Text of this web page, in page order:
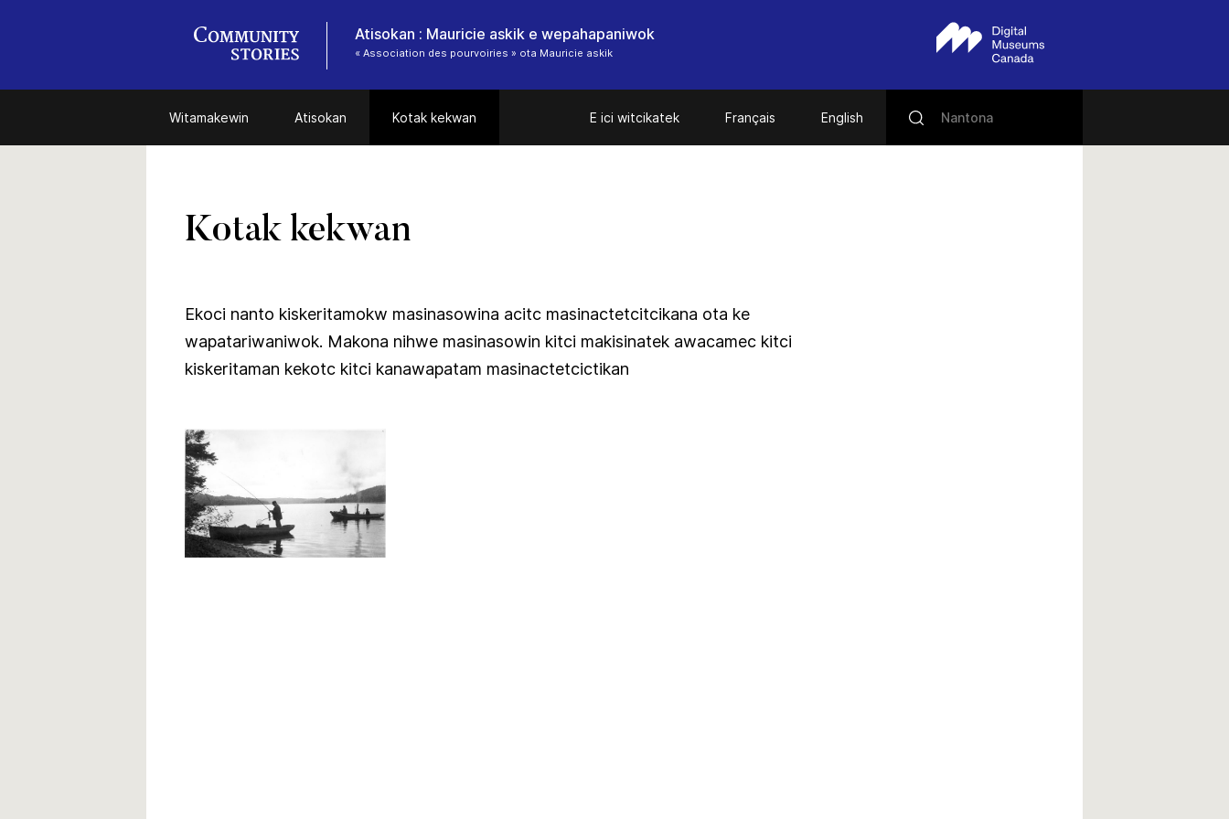
Atisokan : Mauricie askik e wepahapaniwok
« Association des pourvoiries » ota Mauricie askik
Witamakewin Atisokan Kotak kekwan E ici witcikatek Français English
Kotak kekwan
Ekoci nanto kiskeritamokw masinasowina acitc masinactetcitcikana ota ke
wapatariwaniwok. Makona nihwe masinasowin kitci makisinatek awacamec kitci
kiskeritaman kekotc kitci kanawapatam masinactetcictikan